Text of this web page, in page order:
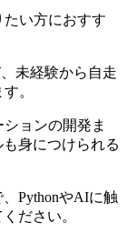
い方におすす
未経験から自走
。
ョンの開発ま
身につけられる
PythonやAIに触
ださい。